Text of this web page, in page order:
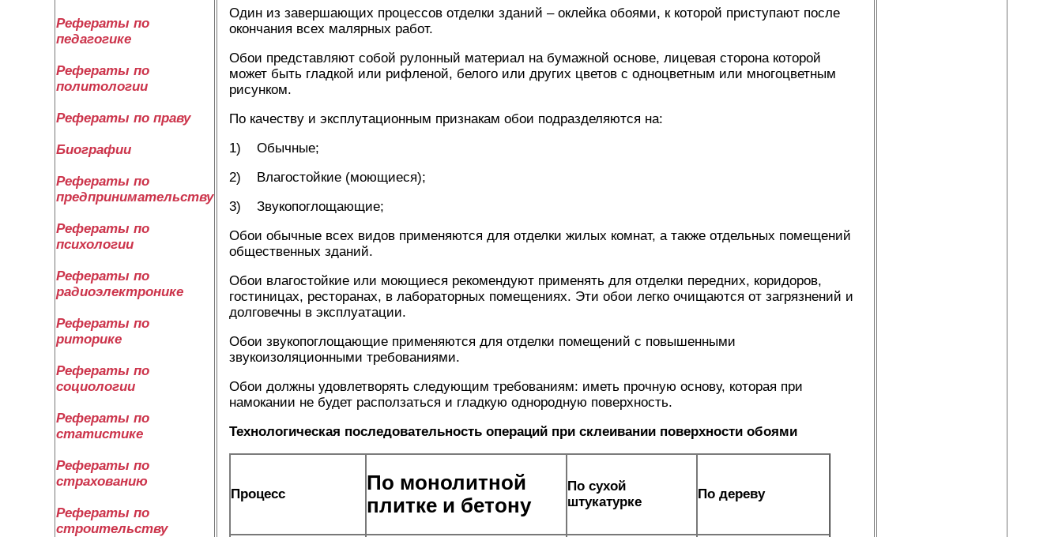
Рефераты по
педагогике
Рефераты по
политологии
Рефераты по праву
Биографии
Рефераты по
предпринимательству
Рефераты по
психологии
Рефераты по
радиоэлектронике
Рефераты по
риторике
Рефераты по
социологии
Рефераты по
статистике
Рефераты по
страхованию
Рефераты по
строительству
Один из завершающих процессов отделки зданий – оклейка обоями, к которой приступают после
окончания всех малярных работ.
Обои представляют собой рулонный материал на бумажной основе, лицевая сторона которой
может быть гладкой или рифленой, белого или других цветов с одноцветным или многоцветным
рисунком.
По качеству и эксплутационным признакам обои подразделяются на:
1) Обычные;
2) Влагостойкие (моющиеся);
3) Звукопоглощающие;
Обои обычные всех видов применяются для отделки жилых комнат, а также отдельных помещений
общественных зданий.
Обои влагостойкие или моющиеся рекомендуют применять для отделки передних, коридоров,
гостиницах, ресторанах, в лабораторных помещениях. Эти обои легко очищаются от загрязнений и
долговечны в эксплуатации.
Обои звукопоглощающие применяются для отделки помещений с повышенными
звукоизоляционными требованиями.
Обои должны удовлетворять следующим требованиям: иметь прочную основу, которая при
намокании не будет расползаться и гладкую однородную поверхность.
Технологическая последовательность операций при склеивании поверхности обоями
Процесс
По монолитной
плитке и бетону
По сухой
штукатурке
По дереву